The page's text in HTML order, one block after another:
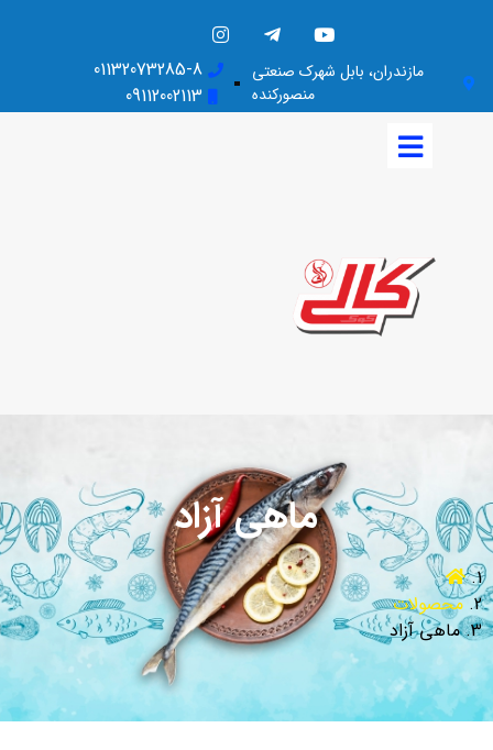
مازندران، بابل شهرک صنعتی
منصورکنده
01132073285-8
09112002113
ماهی آزاد
محصولات
ماهی آزاد